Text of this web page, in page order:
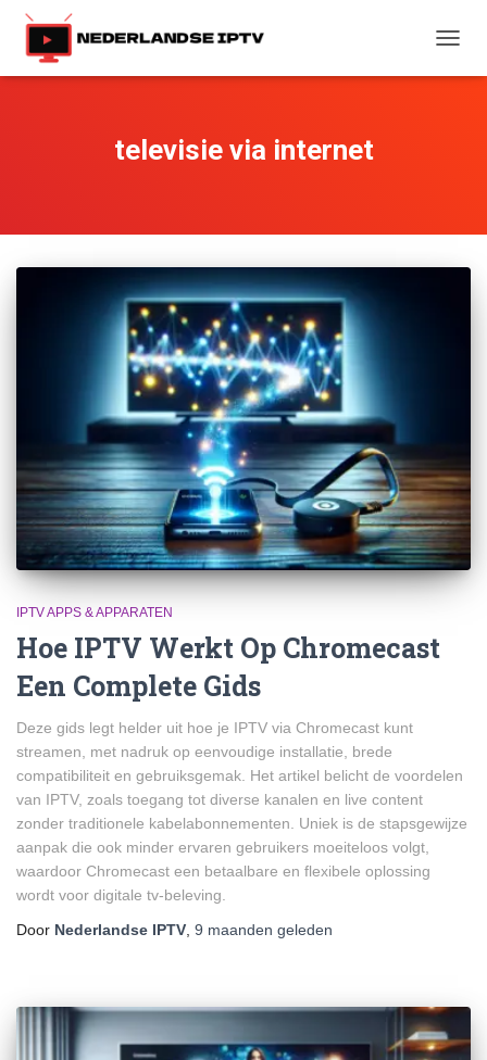
televisie via internet
IPTV APPS & APPARATEN
Hoe IPTV Werkt Op Chromecast
Een Complete Gids
Deze gids legt helder uit hoe je IPTV via Chromecast kunt
streamen, met nadruk op eenvoudige installatie, brede
compatibiliteit en gebruiksgemak. Het artikel belicht de voordelen
van IPTV, zoals toegang tot diverse kanalen en live content
zonder traditionele kabelabonnementen. Uniek is de stapsgewijze
aanpak die ook minder ervaren gebruikers moeiteloos volgt,
waardoor Chromecast een betaalbare en flexibele oplossing
wordt voor digitale tv-beleving.
Door Nederlandse IPTV 9 maanden geleden